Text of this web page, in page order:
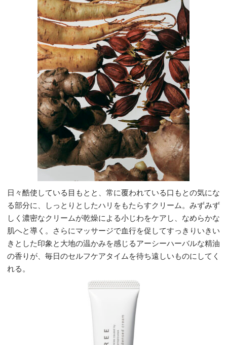
日々酷使している目もとと、常に覆われている口もとの気にな
る部分に、しっとりとしたハリをもたらすクリーム。みずみず
しく濃密なクリームが乾燥による小じわをケアし、なめらかな
肌へと導く。さらにマッサージで血行を促してすっきりいきい
きとした印象と大地の温かみを感じるアーシーハーバルな精油
の香りが、毎日のセルフケアタイムを待ち遠しいものにしてく
れる。